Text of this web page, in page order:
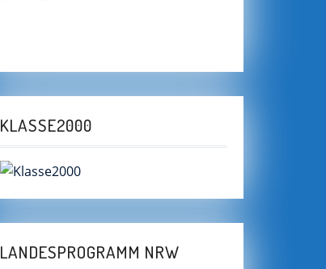
KLASSE2000
LANDESPROGRAMM NRW